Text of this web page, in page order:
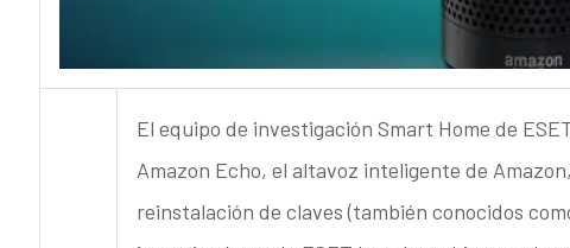
El equipo de investigación Smart Home de
Amazon Echo, el altavoz inteligente de
reinstalación de claves (también conocidos